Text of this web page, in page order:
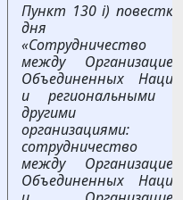
Пункт 130 i) повестки
дня
«Сотрудничество
между Организацией
Объединенных Наций
и региональными и
другими
организациями:
сотрудничество
между Организацией
Объединенных Наций